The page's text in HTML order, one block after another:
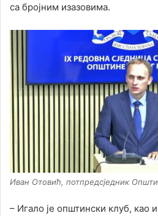
са бројним изазовима.
Иван Отовић, потпредсједник
– Игало је општински клуб, као